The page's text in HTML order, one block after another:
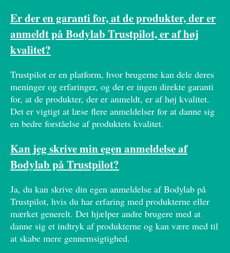
Er der en garanti for, at de produkter, der er
anmeldt på Bodylab Trustpilot, er af høj
kvalitet?
Trustpilot er en platform, hvor brugerne kan dele deres
meninger og erfaringer, og der er ingen direkte garanti
for, at de produkter, der er anmeldt, er af høj kvalitet.
Det er vigtigt at læse flere anmeldelser for at danne sig
en bedre forståelse af produktets kvalitet.
Kan jeg skrive min egen anmeldelse af
Bodylab på Trustpilot?
Ja, du kan skrive din egen anmeldelse af Bodylab på
Trustpilot, hvis du har erfaring med produkterne eller
mærket generelt. Det hjælper andre brugere med at
danne sig et indtryk af produkterne og kan være med til
at skabe mere gennemsigtighed.